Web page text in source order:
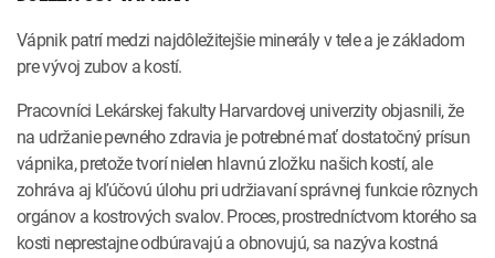
Vápnik patrí medzi najdôležitejšie minerály v tele a je základom
pre vývoj zubov a kostí.
Pracovníci Lekárskej fakulty Harvardovej univerzity objasnili, že
na udržanie pevného zdravia je potrebné mať dostatočný prísun
vápnika, pretože tvorí nielen hlavnú zložku našich kostí, ale
zohráva aj kľúčovú úlohu pri udržiavaní správnej funkcie rôznych
orgánov a kostrových svalov. Proces, prostredníctvom ktorého sa
kosti neprestajne odbúravajú a obnovujú, sa nazýva kostná